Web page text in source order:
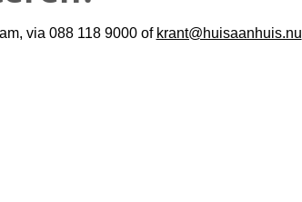
via 088 118 9000 of krant@huisaanhuis.nu